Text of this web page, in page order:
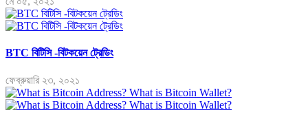
BTC বিটিসি -বিটকয়েন ট্রেডিং
ফেব্রুয়ারি ২৩, ২০২১